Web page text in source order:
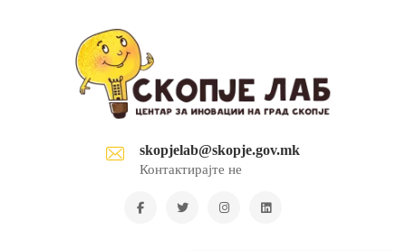
skopjelab@skopje.gov.mk
Контактирајте не